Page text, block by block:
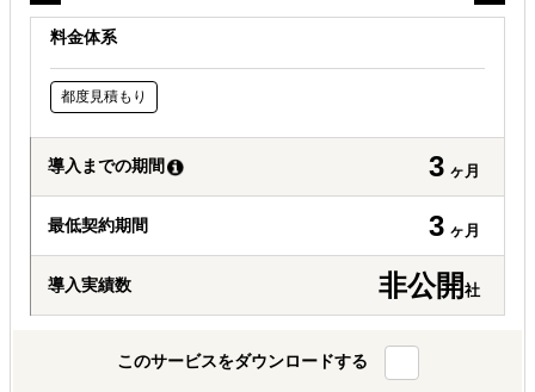
料金体系
都度見積もり
導入までの期間 3 ヶ月
最低契約期間 3 ヶ月
導入実績数 非公開 社
このサービスをダウンロードする